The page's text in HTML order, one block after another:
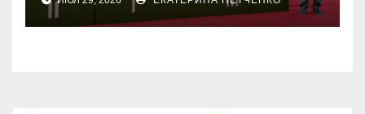
настольного тенниса ПОДА